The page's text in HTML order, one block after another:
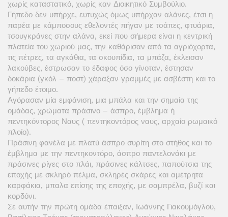
χωρίς καταστατικό, χωρίς καν Διοικητικό Συμβούλιο.
Γήπεδο δεν υπήρχε, ευτυχώς όμως υπήρχαν αλάνες, έτσι η
παρέα με κάμποσους εθελοντές πήγαν με τσάπες, φτυάρια,
τσουγκράνες στην αλάνα, εκεί που σήμερα είναι η κεντρική
πλατεία του χωριού μας, την καθάρισαν από τα αγριόχορτα,
τις πέτρες, τα αγκάθια, τα σκουπίδια, τα μπάζα, έκλεισαν
λακούβες, έστρωσαν το έδαφος όσο γίνοταν, έστησαν
δοκάρια (γκόλ – ποστ) χάραξαν γραμμές με ασβέστη και το
γήπεδο έτοιμο.
Αγόρασαν μία εμφάνιση, μια μπάλα και την σημαία της
ομάδας, χρώματα πράσινο – άσπρο, έμβλημα ή
πεντηκόντορος Ναυς ( πεντηκοντόρος ναυς, αρχαίο ρωμαικό
πλοίο).
Πράσινη φανέλα με πλατύ άσπρο συρίτη στο στήθος και το
έμβλημα με την πεντηκοντόρο, άσπρο παντελονάκι με
πράσινες ρίγες στο πλάι, πράσινες κάλτσες, παπούτσια της
εποχής με σκληρό πέλμα, σκληρές σκάρες και αμέτρητα
καρφάκια, μπαλα επίσης της εποχής, με σαμπρέλα, βυζί και
κορδόνι.
Σε αυτήν την πρώτη ομάδα έπαιξαν, Ιωάννης Γιακουμόγλου,